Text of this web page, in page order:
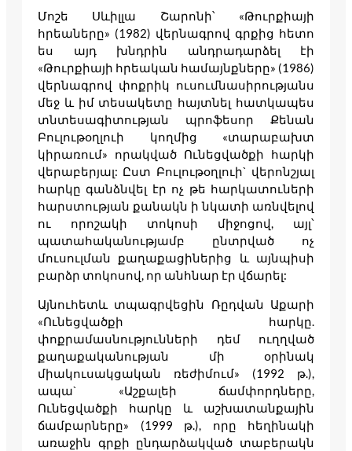
Մոշե Սևիլլա Շարոնի՝ «Թուրքիայի
հրեաները» (1982) վերնագրով գրքից հետո
ես այդ խնդրին անդրադարձել էի
«Թուրքիայի հրեական համայնքները» (1986)
վերնագրով փոքրիկ ուսումնասիրությանս
մեջ և իմ տեսակետը հայտնել հատկապես
տնտեսագիտության պրոֆեսոր Քենան
Բուլութօղլուի կողմից «տարաբախտ
կիրառում» որակված Ունեցվածքի հարկի
վերաբերյալ: Ըստ Բուլութօղլուի` վերոնշյալ
հարկը գանձնվել էր ոչ թե հարկատուների
հարստության քանակն ի նկատի առնվելով
ու որոշակի տոկոսի միջոցով, այլ՝
պատահականությամբ ընտրված ոչ
մուսուլման քաղաքացիներից և այնպիսի
բարձր տոկոսով, որ անհնար էր վճարել:
Այնուհետև տպագրվեցին Ռըդվան Աքարի
«Ունեցվածքի հարկը.
փոքրամասնությունների դեմ ուղղված
քաղաքականության մի օրինակ
միակուսակցական ռեժիմում» (1992 թ.),
ապա` «Աշքալեի ճամփորդները,
Ունեցվածքի հարկը և աշխատանքային
ճամբարները» (1999 թ.), որը հեղինակի
առաջին գրքի ընդարձակված տաբերակն